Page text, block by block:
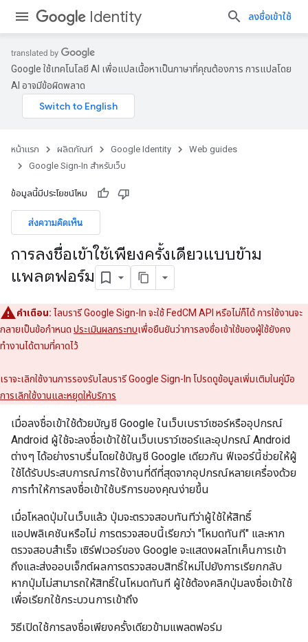
Identity ลงชื่อเข้าใช้
Google ใช้เทคโนโลยี AI เพื่อแปลเนื้อหาเป็นภาษาที่คุณต้องการ การแปลโดย
AI อาจมีข้อผิดพลาด
หน้าแรก ผลิตภัณฑ์ Google Identity
Web guides
Google Sign-In สำหรับเว็บ
ข้อมูลนี้มีประโยชน์ไหม
ส่งความคิดเห็น
การลงชื่อเข้าใช้เพียงครั้งเดียวแบบข้าม
แพลตฟอร์ม
คำเตือน: ไลบรารี Google Sign-In จะใช้ FedCM API หรือไม่ก็ได้ การใช้งานจะ
กลายเป็นข้อกำหนด ประเมินผลกระทบเพื่อยืนยันว่าการลงชื่อเข้าใช้ของผู้ใช้ยังคง
ทำงานได้ตามที่คาดไว้
เราจะเลิกใช้งานการรองรับไลบรารี Google Sign-In โปรดดูข้อมูลเพิ่มเติมในคู่มือ
การเลิกใช้งานและหยุดให้บริการ
เมื่อลงชื่อเข้าใช้ด้วยบัญชี Google ในเว็บเบราว์เซอร์หรืออุปกรณ์
Android ผู้ใช้จะลงชื่อเข้าใช้ในเว็บเบราว์เซอร์และอุปกรณ์ Android
ต่างๆ ได้อย่างราบรื่นโดยใช้บัญชี Google เดียวกัน ฟีเจอร์นี้ช่วยให้ผู้
ใช้ได้รับประสบการณ์การใช้งานที่ดีที่สุดจากอุปกรณ์หลายเครื่องด้วย
การทำให้การลงชื่อเข้าใช้บริการของคุณง่ายขึ้น
เมื่อโหลดปุ่มในเว็บแล้ว ปุ่มจะตรวจสอบทันทีว่าผู้ใช้ให้สิทธิ์
แอปพลิเคชันหรือไม่ การตรวจสอบนี้เรียกว่า "โหมดทันที" และหาก
ตรวจสอบสำเร็จ เซิร์ฟเวอร์ของ Google จะแสดงผลโทเค็นการเข้า
ถึงและส่งออบเจ็กต์ผลการตรวจสอบสิทธิ์ใหม่ไปยังการเรียกกลับ
หากปุ่มไม่สามารถให้สิทธิ์ในโหมดทันที ผู้ใช้ต้องคลิกปุ่มลงชื่อเข้าใช้
เพื่อเรียกใช้กระบวนการเข้าถึง
วิธีเปิดใช้การลงชื่อเพียงครั้งเดียวข้ามแพลตฟอร์ม